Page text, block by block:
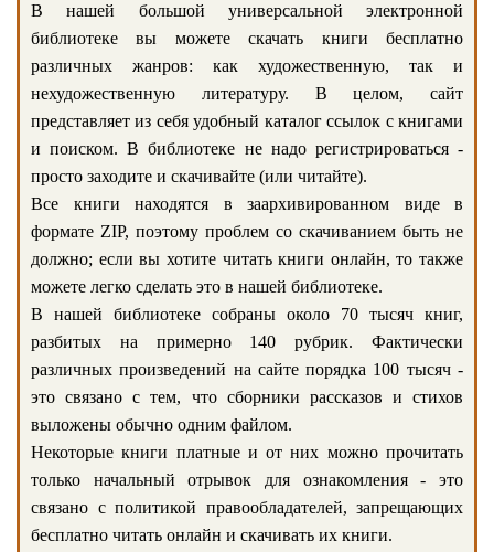
В нашей большой универсальной электронной
библиотеке вы можете скачать книги бесплатно
различных жанров: как художественную, так и
нехудожественную литературу. В целом, сайт
представляет из себя удобный каталог ссылок с книгами
и поиском. В библиотеке не надо регистрироваться -
просто заходите и скачивайте (или читайте).
Все книги находятся в заархивированном виде в
формате ZIP, поэтому проблем со скачиванием быть не
должно; если вы хотите читать книги онлайн, то также
можете легко сделать это в нашей библиотеке.
В нашей библиотеке собраны около 70 тысяч книг,
разбитых на примерно 140 рубрик. Фактически
различных произведений на сайте порядка 100 тысяч -
это связано с тем, что сборники рассказов и стихов
выложены обычно одним файлом.
Некоторые книги платные и от них можно прочитать
только начальный отрывок для ознакомления - это
связано с политикой правообладателей, запрещающих
бесплатно читать онлайн и скачивать их книги.